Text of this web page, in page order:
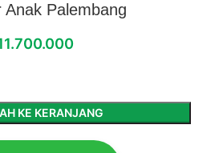
Anak Palembang
KE KERANJANG